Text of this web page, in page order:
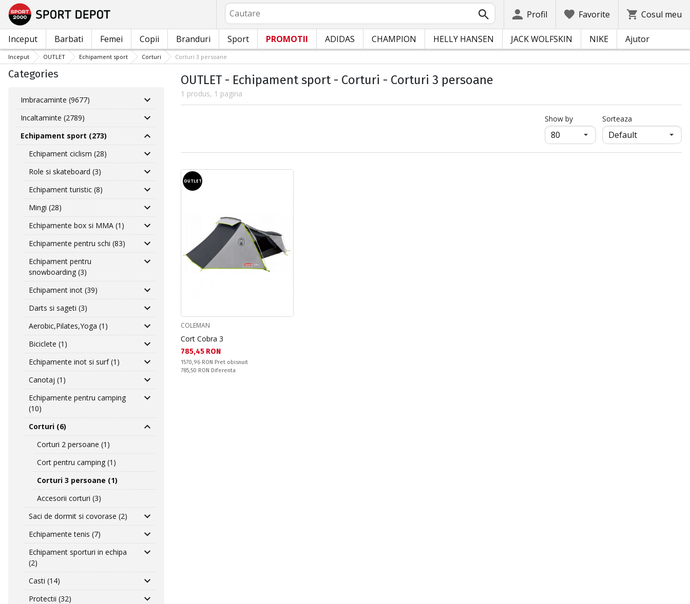
Cautare
Profil Favorite Cosul meu
Inceput Barbati Femei Copii Branduri Sport PROMOTII ADIDAS CHAMPION HELLY HANSEN JACK WOLFSKIN NIKE Ajutor
Inceput OUTLET Echipament sport Corturi Corturi 3 persoane
Categories
Imbracaminte (9677)
Incaltaminte (2789)
Echipament sport (273)
Echipament ciclism (28)
Role si skateboard (3)
Echipament turistic (8)
Mingi (28)
Echipamente box si MMA (1)
Echipamente pentru schi (83)
Echipament pentru
snowboarding (3)
Echipament inot (39)
Darts si sageti (3)
Aerobic,Pilates,Yoga (1)
Biciclete (1)
Echipamente inot si surf (1)
Canotaj (1)
Echipamente pentru camping
(10)
Corturi (6)
Corturi 2 persoane (1)
Cort pentru camping (1)
Corturi 3 persoane (1)
Accesorii corturi (3)
Saci de dormit si covorase (2)
Echipamente tenis (7)
Echipament sporturi in echipa
(2)
Casti (14)
Protectii (32)
OUTLET - Echipament sport - Corturi - Corturi 3 persoane
1 produs, 1 pagina
Show byпродукти на страница
Sorteaza
OUTLET
COLEMAN
Cort Cobra 3
Текуща цена:
785,45 RON
Pret obisnuit:
1570,96 RON Pret obisnuit
Спестявате:
785,50 RON Diferenta